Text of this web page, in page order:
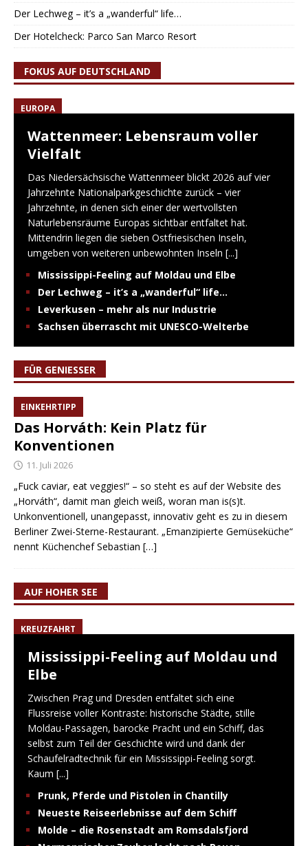
Der Lechweg – it’s a „wanderful“ life…
Der Hotelcheck: Parco San Marco Resort
FOKUS AUF DEUTSCHLAND
EUROPA
Wattenmeer: Lebensraum voller
Vielfalt
Das Niedersächsische Wattenmeer blickt 2026 auf vier
Jahrzehnte Nationalparkgeschichte zurück – vier
Jahrzehnte, in denen sich einer der wertvollsten
Naturlebensräume Europas sichtbar entfaltet hat.
Mittendrin liegen die sieben Ostfriesischen Inseln,
umgeben von weiteren unbewohnten Inseln [...]
Mississippi-Feeling auf Moldau und Elbe
Der Lechweg – it’s a „wanderful“ life…
Leverkusen – mehr als nur Industrie
Sachsen überrascht mit UNESCO-Welterbe
FÜR GENIESSER
EINKEHRTIPP
Das Horváth: Kein Platz für
Konventionen
11. Juli 2026
„Fuck caviar, eat veggies!“ – so steht es auf der Website des
„Horváth“, damit man gleich weiß, woran man is(s)t.
Unkonventionell, unangepasst, innovativ geht es zu in diesem
Berliner Zwei-Sterne-Restaurant. „Emanzipierte Gemüseküche“
nennt Küchenchef Sebastian […]
AUF HOHER SEE
KREUZFAHRT
Mississippi-Feeling auf Moldau und
Elbe
Zwischen Prag und Dresden entfaltet sich eine
Flussreise voller Kontraste: historische Städte, stille
Moldau-Passagen, barocke Pracht und ein Schiff, das
selbst zum Teil der Geschichte wird und dank der
Schaufelradtechnik für ein Mississippi-Feeling sorgt.
Kaum [...]
Prunk, Pferde und Pistolen in Chantilly
Neueste Reiseerlebnisse auf dem Schiff
Molde – die Rosenstadt am Romsdalsfjord